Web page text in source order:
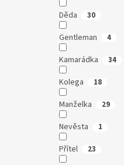
Děda 30
Gentleman 4
Kamarádka 34
Kolega 18
Manželka 29
Nevěsta 1
Přítel 23